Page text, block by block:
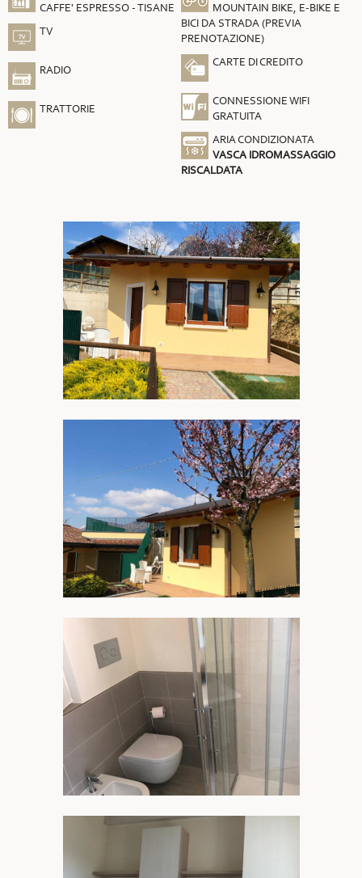
CAFFE' ESPRESSO - TISANE
TV
RADIO
TRATTORIE
MOUNTAIN BIKE, E-BIKE E
BICI DA STRADA (PREVIA
PRENOTAZIONE)
CARTE DI CREDITO
CONNESSIONE WIFI
GRATUITA
ARIA CONDIZIONATA
VASCA IDROMASSAGGIO
RISCALDATA